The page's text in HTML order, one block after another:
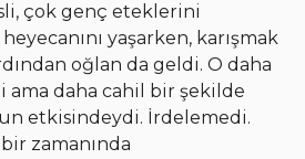
çok genç eteklerini
yaşarken, karışmak
oğlan da geldi. O daha
ama daha cahil bir şekilde
etkisindeydi. İrdelemedi.
zamanında